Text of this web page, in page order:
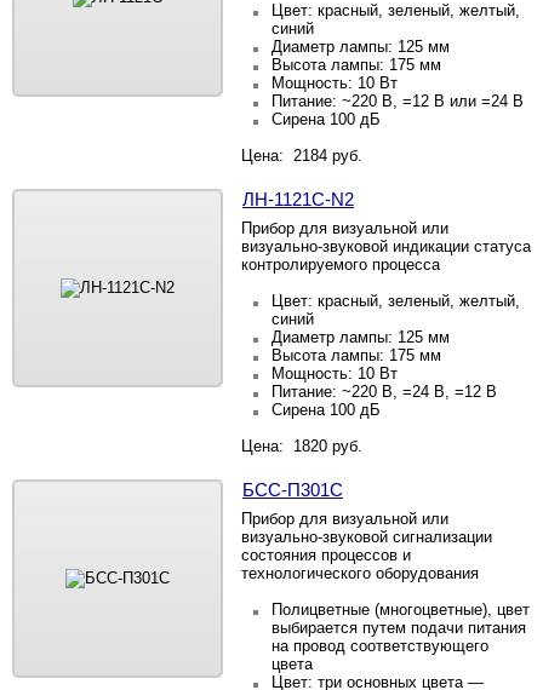
Цвет: красный, зеленый, желтый,
синий
Диаметр лампы: 125 мм
Высота лампы: 175 мм
Мощность: 10 Вт
Питание: ~220 В, =12 В или =24 В
Сирена 100 дБ
Цена: 2184 руб.
ЛН-1121С-N2
Прибор для визуальной или
визуально-звуковой индикации статуса
контролируемого процесса
Цвет: красный, зеленый, желтый,
синий
Диаметр лампы: 125 мм
Высота лампы: 175 мм
Мощность: 10 Вт
Питание: ~220 В, =24 В, =12 В
Сирена 100 дБ
Цена: 1820 руб.
БСС-П301С
Прибор для визуальной или
визуально-звуковой сигнализации
состояния процессов и
технологического оборудования
Полицветные (многоцветные), цвет
выбирается путем подачи питания
на провод соответствующего
цвета
Цвет: три основных цвета —